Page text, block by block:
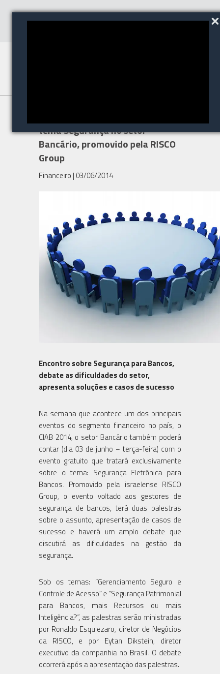
tema Segurança no setor
Bancário, promovido pela RISCO
Group
Financeiro | 03/06/2014
Encontro sobre Segurança para Bancos,
debate as dificuldades do setor,
apresenta soluções e casos de sucesso
Na semana que acontece um dos principais
eventos do segmento financeiro no país, o
CIAB 2014, o setor Bancário também poderá
contar (dia 03 de junho – terça-feira) com o
evento gratuito que tratará exclusivamente
sobre o tema: Segurança Eletrônica para
Bancos. Promovido pela israelense RISCO
Group, o evento voltado aos gestores de
segurança de bancos, terá duas palestras
sobre o assunto, apresentação de casos de
sucesso e haverá um amplo debate que
discutirá as dificuldades na gestão da
segurança.
Sob os temas: “Gerenciamento Seguro e
Controle de Acesso” e “Segurança Patrimonial
para Bancos, mais Recursos ou mais
Inteligência?”, as palestras serão ministradas
por Ronaldo Esquiezaro, diretor de Negócios
da RISCO, e por Eytan Dikstein, diretor
executivo da companhia no Brasil. O debate
ocorrerá após a apresentação das palestras.